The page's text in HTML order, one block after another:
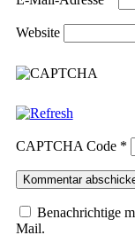
Website
CAPTCHA Code*
Benachrichtige
Mail.